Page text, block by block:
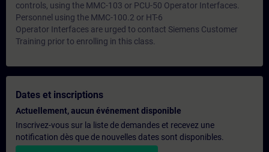
controls, using the MMC-103 or PCU-50 Operator Interfaces.
Personnel using the MMC-100.2 or HT-6
Operator Interfaces are urged to contact Siemens Customer
Training prior to enrolling in this class.
Dates et inscriptions
Actuellement, aucun événement disponible
Inscrivez-vous sur la liste de demandes et recevez une
notification dès que de nouvelles dates sont disponibles.